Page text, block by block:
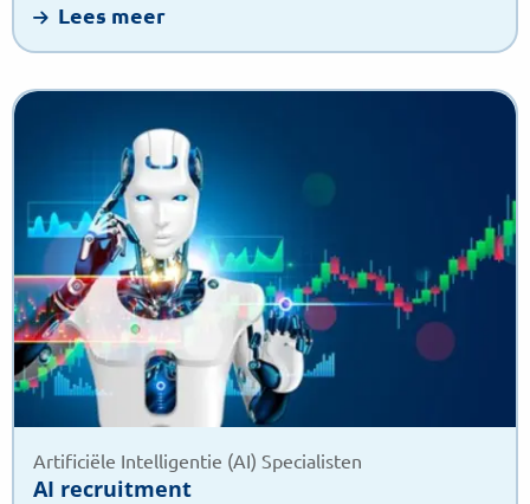
Lees meer
Artificiële Intelligentie (AI) Specialisten
AI recruitment
Lees
AI
recruitment